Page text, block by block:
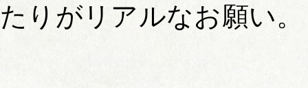
たりがリアルなお願い。